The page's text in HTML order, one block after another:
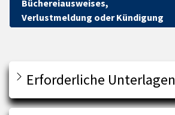
Büchereiausweises,
Verlustmeldung oder Kündigung
Erforderliche Unterlagen